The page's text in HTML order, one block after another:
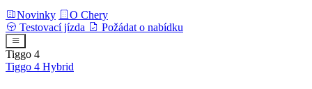
Novinky
O Chery
Testovací jízda
Požádat o nabídku
Tiggo 4
Tiggo 4 Hybrid